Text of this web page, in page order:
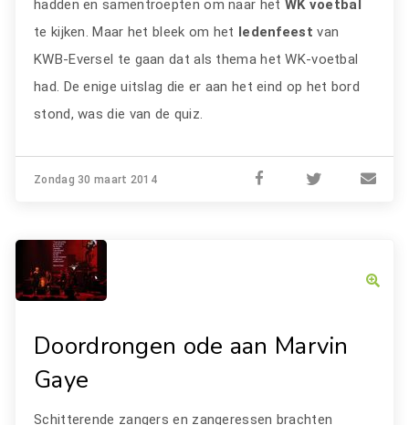
hadden en samentroepten om naar het WK voetbal
te kijken. Maar het bleek om het ledenfeestvan
KWB-Eversel te gaan dat als thema het WK-voetbal
had. De enige uitslag die er aan het eind op het bord
stond, was die van de quiz.
Zondag 30 maart 2014
Doordrongen ode aan Marvin
Gaye
Schitterende zangers en zangeressen brachten